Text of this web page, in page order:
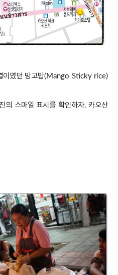
이였던 망고밥(Mango Sticky rice)
의 스마일 표시를 확인하자. 카오산